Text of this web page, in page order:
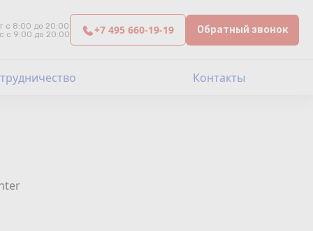
с 8:00 до 20:00
с 9:00 до 20:00
+7 495 660-19-19 Обратный звонок
Контакты